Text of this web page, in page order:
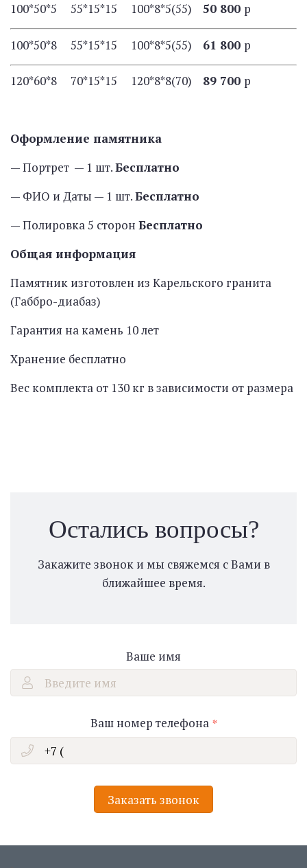
100*50*5 55*15*15 100*8*5(55) 50 800 р
100*50*8 55*15*15 100*8*5(55) 61 800 р
120*60*8 70*15*15 120*8*8(70) 89 700 р
Оформление памятника
— Портрет — 1 шт.Бесплатно
— ФИО и Даты — 1 шт.Бесплатно
— Полировка 5 сторон Бесплатно
Общая информация
Памятник изготовлен из Карельского гранита
(Габбро-диабаз)
Гарантия на камень 10 лет
Хранение бесплатно
Вес комплекта от 130 кг в зависимости от размера
Остались вопросы?
Закажите звонок и мы свяжемся с Вами в
ближайшее время.
Ваше имя
Введите имя
Ваш номер телефона
Заказать звонок